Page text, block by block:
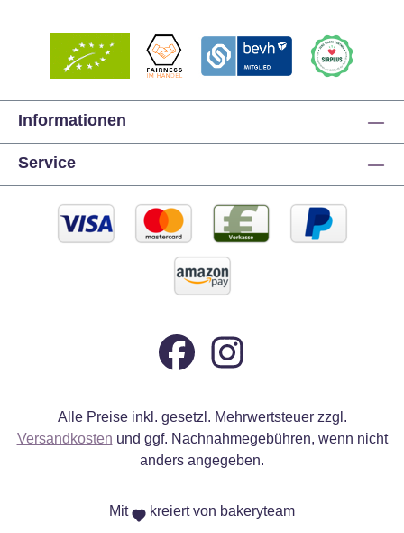
Informationen
Service
Alle Preise inkl. gesetzl. Mehrwertsteuer zzgl.
Versandkosten und ggf. Nachnahmegebühren, wenn nicht
anders angegeben.
Mit kreiert von bakeryteam